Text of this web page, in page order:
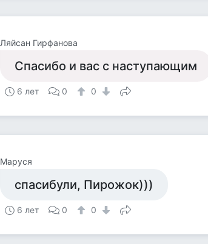
Ляйсан Гирфанова
Спасибо и вас с наступающим
6 лет 0 0
Маруся
спасибули, Пирожок)))
6 лет 0 0